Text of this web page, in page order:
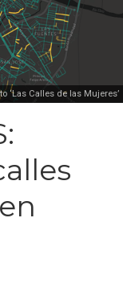
‘Las Calles de las Mujeres’